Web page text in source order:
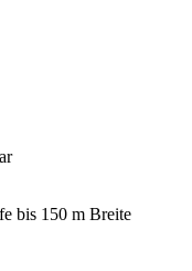
bis 150 m Breite